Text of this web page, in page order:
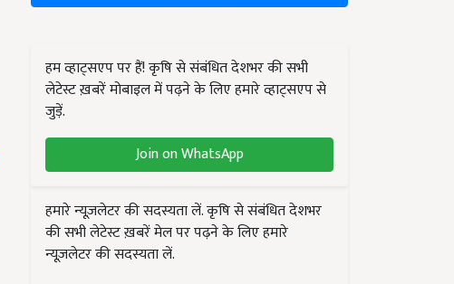
हम व्हाट्सएप पर हैं! कृषि से संबंधित देशभर की सभी
लेटेस्ट ख़बरें मोबाइल में पढ़ने के लिए हमारे व्हाट्सएप से
जुड़ें.
Join on WhatsApp
हमारे न्यूज़लेटर की सदस्यता लें. कृषि से संबंधित देशभर
की सभी लेटेस्ट ख़बरें मेल पर पढ़ने के लिए हमारे
न्यूज़लेटर की सदस्यता लें.